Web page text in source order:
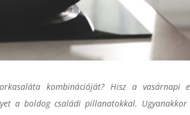
kombinációját? Hisz a vasárnapi
a boldog családi pillanatokkal.